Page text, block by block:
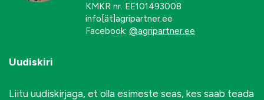
KMKR nr. EE101493008
info[ät]agripartner.ee
Facebook: @agripartner.ee
Uudiskiri
Liitu uudiskirjaga, et olla esimeste seas, kes saab teada